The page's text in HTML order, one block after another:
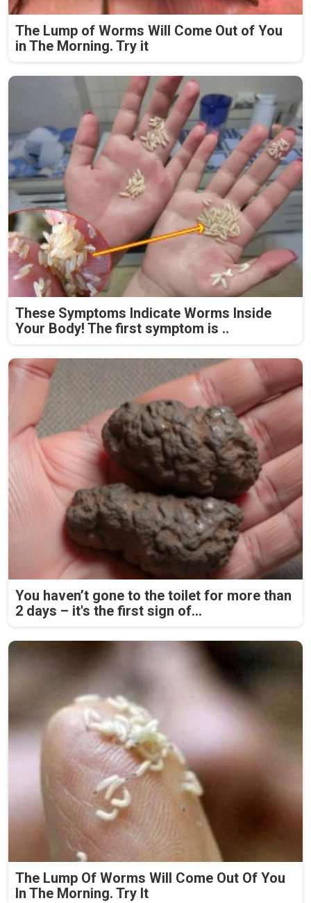
The Lump of Worms Will Come Out of You
in The Morning. Try it
These Symptoms Indicate Worms Inside
Your Body! The first symptom is ..
You haven’t gone to the toilet for more than
2 days – it's the first sign of...
The Lump Of Worms Will Come Out Of You
In The Morning. Try It